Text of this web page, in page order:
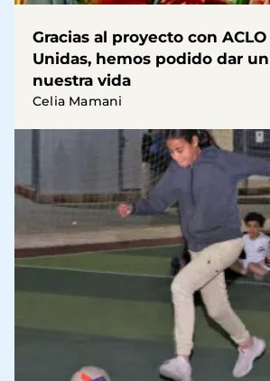
Gracias al proyecto con
Unidas, hemos podido dar
nuestra vida
Celia Mamani